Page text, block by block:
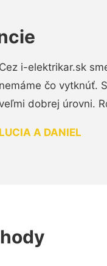
Cez i-elektrikar.sk
nemáme čo vytknúť.
dobrej úrovni.
LUCIA A DANIEL